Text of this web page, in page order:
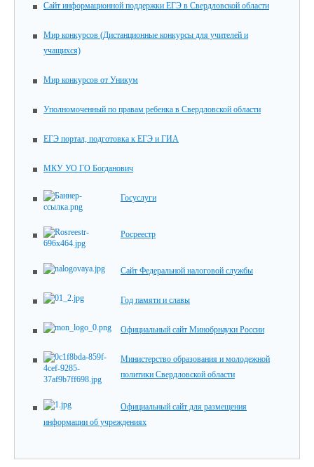
Сайт информационной поддержки ЕГЭ в Свердловской области
Мир конкурсов (Дистанционные конкурсы для учителей и
учащихся)
Мир конкурсов от Уникум
Уполномоченный по правам ребенка в Свердловской области
ЕГЭ портал, подготовка к ЕГЭ и ГИА
МКУ УО ГО Богданович
Госуслуги
Росреестр
Сайт Федеральной налоговой службы
Год памяти и славы
Официальный сайт Минобрнауки России
Министерство образования и молодежной
политики Свердловской области
Официальный сайт для размещения
информации об учреждениях